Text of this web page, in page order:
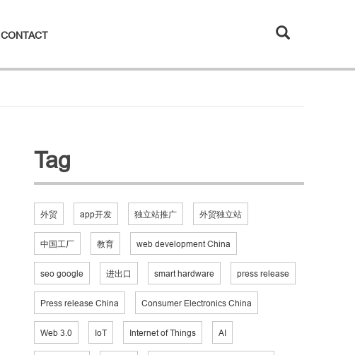
CONTACT
Tag
外贸 app开发 独立站推广 外贸独立站
中国工厂 教育 web development China
seo google 进出口 smart hardware press release
Press release China Consumer Electronics China
Web 3.0 IoT Internet of Things AI